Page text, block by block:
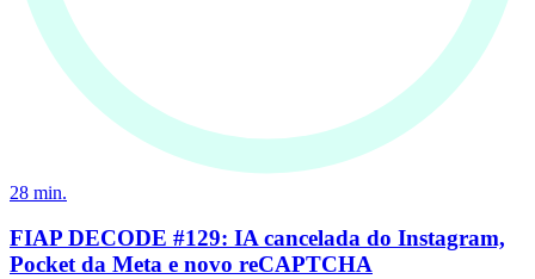
28 min.
FIAP DECODE #129: IA cancelada do Instagram,
Pocket da Meta e novo reCAPTCHA